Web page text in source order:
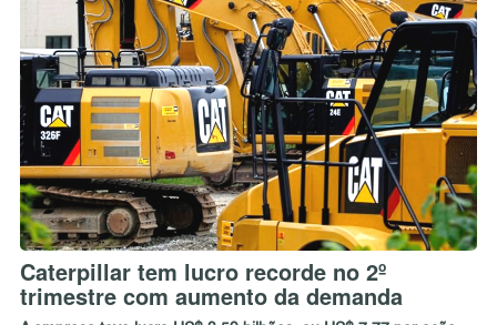
Caterpillar tem lucro recorde no 2º
trimestre com aumento da demanda